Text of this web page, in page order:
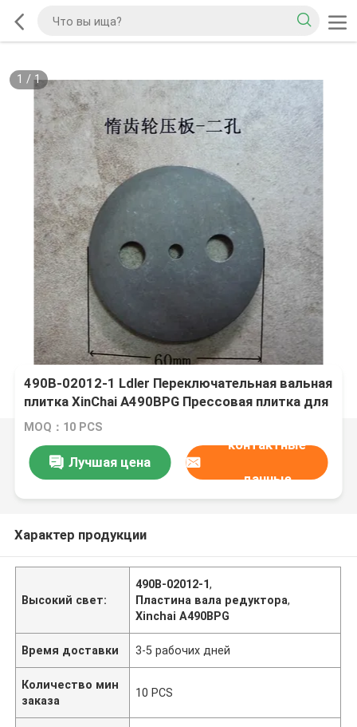
1 /1
490B-02012-1 Ldler Переключательная вальная
плитка XinChai A490BPG Прессовая плитка для
вилочных погрузчиков
MOQ：10 PCS
Лучшая цена
контактные
данные
Характер продукции
Высокий свет:
490B-02012-1,
Пластина вала редуктора,
Xinchai A490BPG
Время доставки 3-5 рабочих дней
Количество мин
заказа
10 PCS